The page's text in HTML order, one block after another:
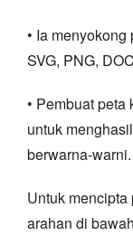
• Ia
SVG, PNG,
• Pembuat
untuk
berwarna-warni.
Untuk
arahan di